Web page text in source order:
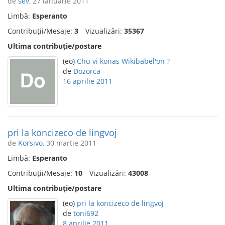
Limbă: Esperanto
Contribuții/Mesaje: 3 Vizualizări: 35367
Ultima contribuție/postare
(eo) Chu vi konas Wikibabel'on ?
de Dozorca
16 aprilie 2011
pri la koncizeco de lingvoj
de Korsivo, 30 martie 2011
Limbă: Esperanto
Contribuții/Mesaje: 10 Vizualizări: 43008
Ultima contribuție/postare
(eo) pri la koncizeco de lingvoj
de toni692